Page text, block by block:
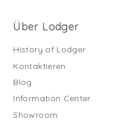
Über Lodger
History of Lodger
Kontaktieren
Blog
Information Center
Showroom